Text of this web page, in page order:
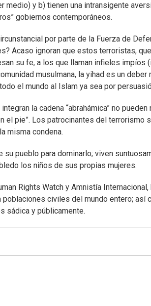
medio) y b) tienen una intransigente
gobiernos contemporáneos.
por parte de la Fuerza de
Acaso ignoran que estos terroristas,
su fe, a los que llaman infieles impíos
musulmana, la yihad es un
el mundo al Islam ya sea por
la cadena “abrahámica” no
el pie”. Los patrocinantes del terrorismo
misma condena.
su pueblo para dominarlo; viven
los niños de sus propias mujeres.
Rights Watch y Amnistía
civiles del mundo entero; así
sádica y públicamente.